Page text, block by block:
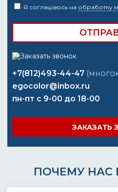
Я соглашаюсь на обработку
+7(812)493-44-47
egocolor@inbox.ru
пн-пт с 9-00 до 18-00
ЗАКАЗАТЬ
ПОЧЕМУ НАС